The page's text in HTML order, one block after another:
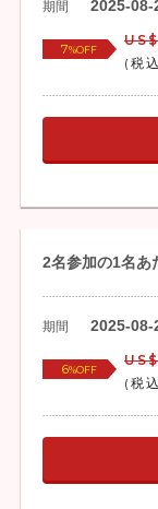
期間 2025-08-
7%OFF
(税込
2名参加の1名あ
期間 2025-08-
6%OFF
(税込